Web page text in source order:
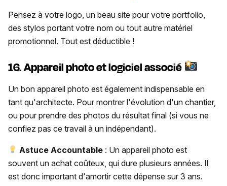
Pensez à votre logo, un beau site pour votre portfolio,
des stylos portant votre nom ou tout autre matériel
promotionnel. Tout est déductible !
16. Appareil photo et logiciel associé
Un bon appareil photo est également indispensable en
tant qu'architecte. Pour montrer l'évolution d'un chantier,
ou pour prendre des photos du résultat final (si vous ne
confiez pas ce travail à un indépendant).
Astuce Accountable : Un appareil photo est
souvent un achat coûteux, qui dure plusieurs années. Il
est donc important d'amortir cette dépense sur 3 ans.